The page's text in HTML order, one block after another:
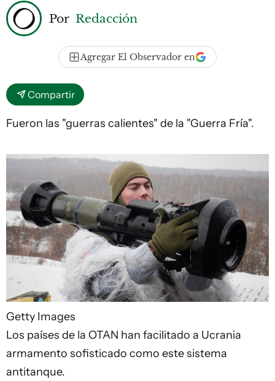
Por Redacción
Agregar El Observador en
Compartir
Fueron las "guerras calientes" de la "Guerra Fría".
Getty Images
Los países de la OTAN han facilitado a Ucrania
armamento sofisticado como este sistema
antitanque.